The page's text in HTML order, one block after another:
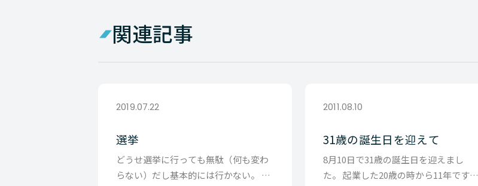
関連記事
2019.07.22
選挙
どうせ選挙に行っても無駄（何も変わ
らない）だし基本的には行かない。 僕
2011.08.10
31歳の誕生日を迎えて
8月10日で31歳の誕生日を迎えまし
た。 起業した20歳の時から11年です。